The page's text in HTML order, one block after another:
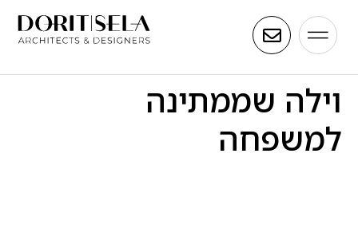
וילה שממתינה
למשפחה